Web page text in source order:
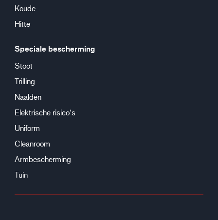
Koude
Hitte
Speciale bescherming
Stoot
Trilling
Naalden
Elektrische risico‘s
Uniform
Cleanroom
Armbescherming
Tuin